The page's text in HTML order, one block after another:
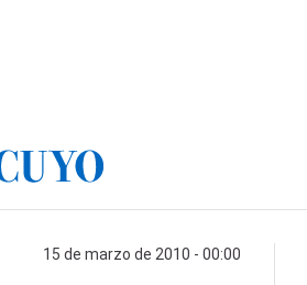
15 de marzo de 2010 - 00:00